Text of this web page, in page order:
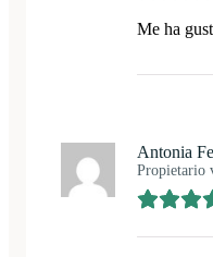
Me ha
Antonia
Propietario